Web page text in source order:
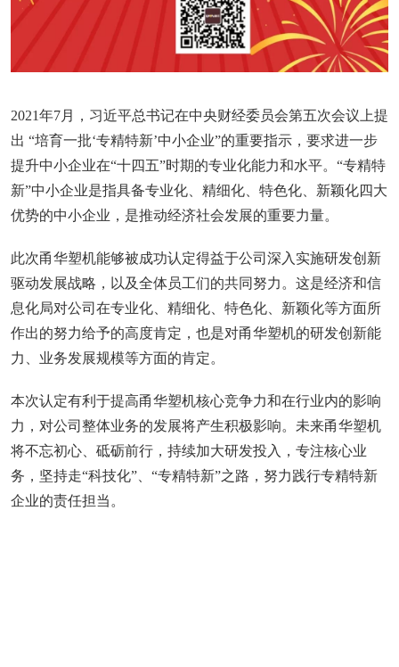
2021年7月，习近平总书记在中央财经委员会第五次会议上提
出 “培育一批‘专精特新’中小企业”的重要指示，要求进一步
提升中小企业在“十四五”时期的专业化能力和水平。“专精特
新”中小企业是指具备专业化、精细化、特色化、新颖化四大
优势的中小企业，是推动经济社会发展的重要力量。
此次甬华塑机能够被成功认定得益于公司深入实施研发创新
驱动发展战略，以及全体员工们的共同努力。这是经济和信
息化局对公司在专业化、精细化、特色化、新颖化等方面所
作出的努力给予的高度肯定，也是对甬华塑机的研发创新能
力、业务发展规模等方面的肯定。
本次认定有利于提高甬华塑机核心竞争力和在行业内的影响
力，对公司整体业务的发展将产生积极影响。未来甬华塑机
将不忘初心、砥砺前行，持续加大研发投入，专注核心业
务，坚持走“科技化”、“专精特新”之路，努力践行专精特新
企业的责任担当。